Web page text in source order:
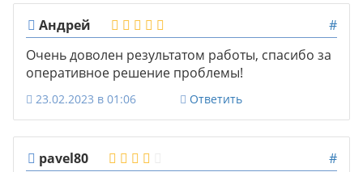
Андрей
#
Очень доволен результатом работы, спасибо за
оперативное решение проблемы!
23.02.2023 в 01:06 Ответить
pavel80
#